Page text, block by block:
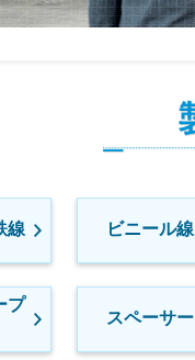
線 ビニール線
プ
スペーサー